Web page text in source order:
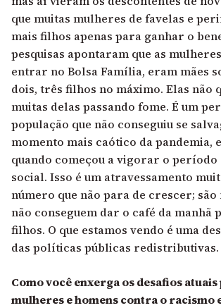
que muitas mulheres de favelas e
mais filhos apenas para ganhar o
pesquisas apontaram que as
entrar no Bolsa Família, eram mães
dois, três filhos no máximo. Elas não
muitas delas passando fome. É um
população que não conseguiu se
momento mais caótico da pandemia,
quando começou a vigorar o período
social. Isso é um atravessamento
número que não para de crescer; são
não conseguem dar o café da manhã
filhos. O que estamos vendo é uma
das políticas públicas redistributivas.
Como você enxerga os desafios
mulheres e homens contra o racismo